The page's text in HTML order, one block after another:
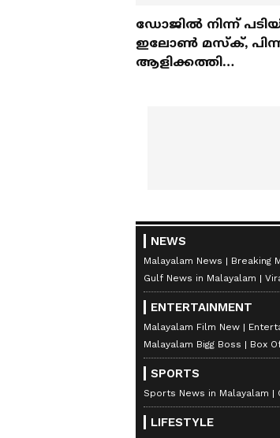
ഡോജിൽ നിന്ന്
ഇലോൺ മസ്ക്,
ആളിക്കത്തി
NEWS
Malayalam News Breaking
Gulf News in Malayalam
ENTERTAINMENT
Malayalam Film New
Malayalam Bigg Boss
Box
SPORTS
Sports News in Malayalam
LIFESTYLE